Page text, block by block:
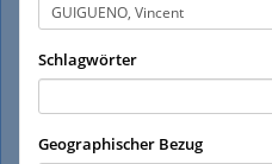
Schlagwörter
Geographischer Bezug